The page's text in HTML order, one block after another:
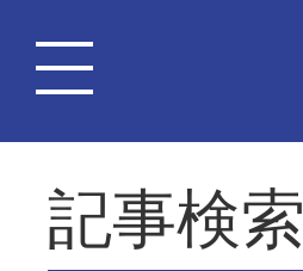
記事検索